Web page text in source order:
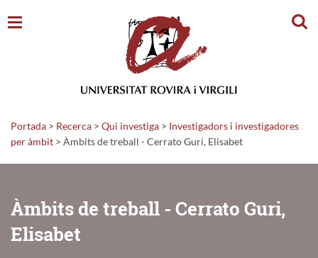
Portada > Recerca > Qui investiga > Investigadors i investigadores
per àmbit > Àmbits de treball - Cerrato Guri, Elisabet
Àmbits de treball - Cerrato Guri,
Elisabet